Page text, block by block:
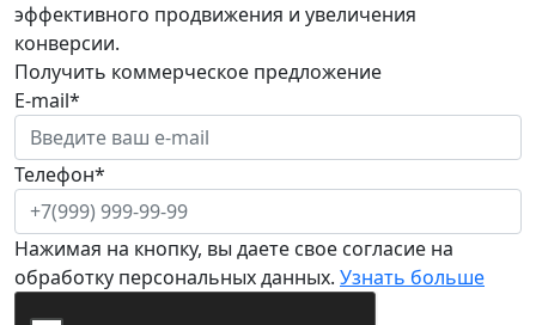
эффективного продвижения и увеличения
конверсии.
Получить коммерческое предложение
E-mail*
Телефон*
Нажимая на кнопку, вы даете свое согласие на
обработку персональных данных. Узнать больше